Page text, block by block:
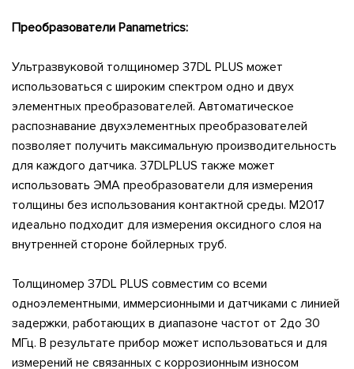
Преобразователи Panametrics:
Ультразвуковой толщиномер 37DL PLUS может
использоваться с широким спектром одно и двух
элементных преобразователей. Автоматическое
распознавание двухэлементных преобразователей
позволяет получить максимальную производительность
для каждого датчика. 37DLPLUS также может
использовать ЭМА преобразователи для измерения
толщины без использования контактной среды. M2017
идеально подходит для измерения оксидного слоя на
внутренней стороне бойлерных труб.
Толщиномер 37DL PLUS совместим со всеми
одноэлементными, иммерсионными и датчиками с линией
задержки, работающих в диапазоне частот от 2до 30
МГц. В результате прибор может использоваться и для
измерений не связанных с коррозионным износом